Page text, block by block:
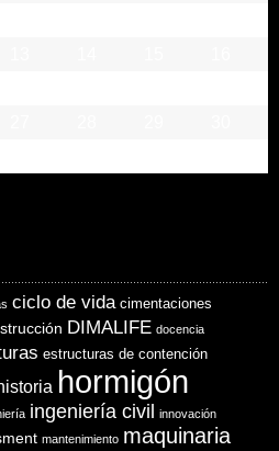
ciclo de vida cimentaciones
DIMALIFE docencia
estructuras de contención
hormigón
ingeniería civil innovación
mantenimiento maquinaria